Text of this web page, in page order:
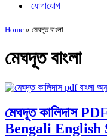
যোগাযোগ
Home » মেঘদূত বাংলা
মেঘদূত বাংলা
মেঘদূত কালিদাস
Bengali English